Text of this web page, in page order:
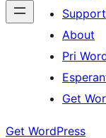
Support
About
Pri
Get
Get WordPress